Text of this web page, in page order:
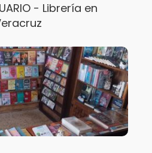
- Librería en